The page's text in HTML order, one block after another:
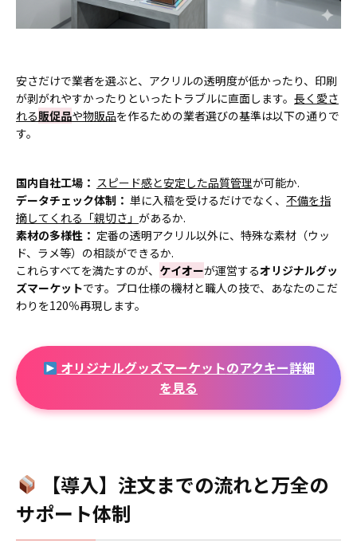
安さだけで業者を選ぶと、アクリルの透明度が低かったり、印刷
が剥がれやすかったりといったトラブルに直面します。 長く愛さ
れる販促品や物販品を作るための業者選びの基準は以下の通りで
す。
国内自社工場： スピード感と安定した品質管理が可能か.
データチェック体制： 単に入稿を受けるだけでなく、 不備を指
摘してくれる「親切さ」 があるか.
素材の多様性： 定番の透明アクリル以外に、特殊な素材（ウッ
ド、ラメ等）の相談ができるか.
これらすべてを満たすのが、 ケイオーが運営するオリジナルグッ
ズマーケットです。プロ仕様の機材と職人の技で、あなたのこだ
わりを120％再現します。
オリジナルグッズマーケットのアクキー詳細
を見る
【導入】注文までの流れと万全の
サポート体制